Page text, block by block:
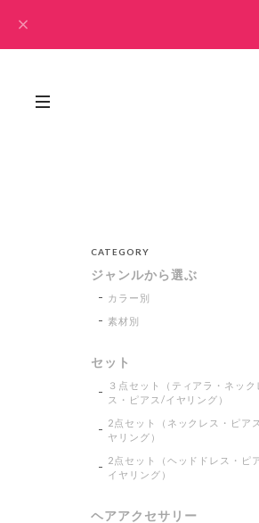
CATEGORY
ジャンルから選ぶ
カラー別
素材別
セット
３点セット（ティアラ・ネック
ス・ピアス/イヤリング）
2点セット（ネックレス・ピア
ヤリング）
2点セット（ヘッドドレス・ピ
イヤリング）
ヘアアクセサリー